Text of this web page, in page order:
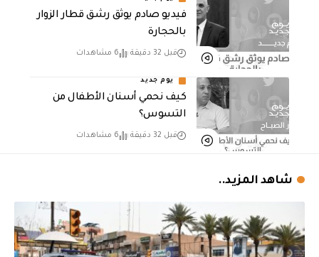
فيديو صادم يوثق رشق قطار الزوار
بالحجارة
قبل 32 دقيقة 6 مشاهدات
يوم جديد
كيف نحمي أسنان الأطفال من
التسوس؟
قبل 32 دقيقة 6 مشاهدات
شاهد المزيد..